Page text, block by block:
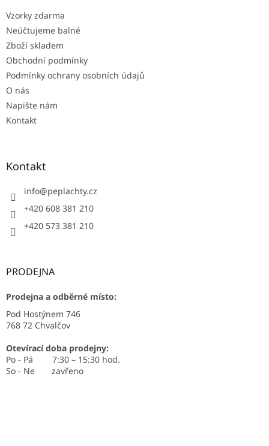
Vzorky zdarma
Neúčtujeme balné
Zboží skladem
Obchodní podmínky
Podmínky ochrany osobních údajů
O nás
Napište nám
Kontakt
Kontakt
info@peplachty.cz
+420 608 381 210
+420 573 381 210
PRODEJNA
Prodejna a odběrné místo:
Pod Hostýnem 746
768 72 Chvalčov
Otevírací doba prodejny:
Po - Pá 7:30 – 15:30 hod.
So - Ne zavřeno